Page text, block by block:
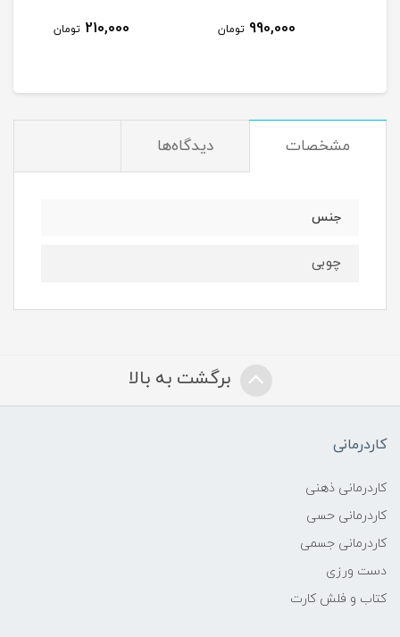
990,000 تومان 210,000 تومان
مشخصات دیدگاه‌ها
جنس
چوبی
برگشت به بالا
کاردرمانی
کاردرمانی ذهنی
کاردرمانی حسی
کاردرمانی جسمی
دست ورزی
کتاب و فلش کارت